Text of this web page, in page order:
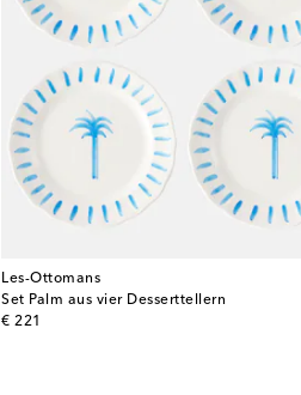
Les-Ottomans
Set Palm aus vier Desserttellern
€ 221
original price